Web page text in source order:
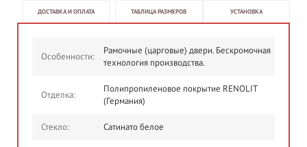
ДОСТАВКА И ОПЛАТА ТАБЛИЦА РАЗМЕРОВ УСТАНОВКА
Особенности:
Рамочные (царговые) двери. Бескромочная
технология производства.
Отделка:
Полипропиленовое покрытие RENOLIT
(Германия)
Стекло: Сатинато белое